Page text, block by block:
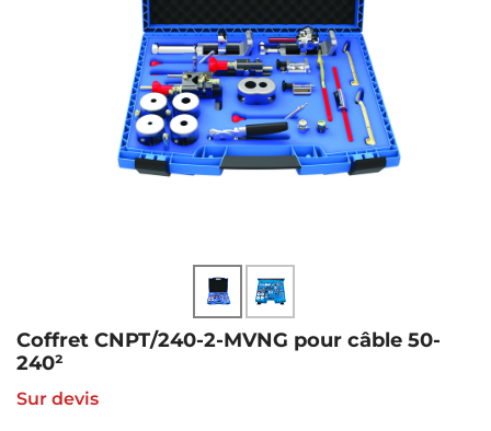
Coffret CNPT/240-2-MVNG pour câble 50-
240²
Sur devis